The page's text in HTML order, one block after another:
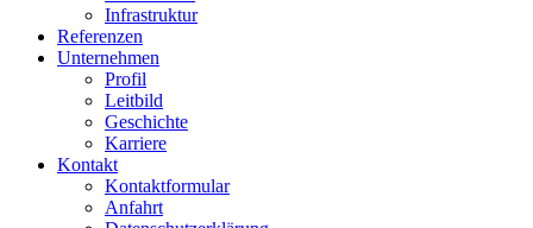
Infrastruktur
Referenzen
Unternehmen
Profil
Leitbild
Geschichte
Karriere
Kontakt
Kontaktformular
Anfahrt